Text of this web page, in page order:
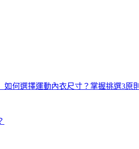
如何選擇運動內衣尺寸？掌握挑選3原則